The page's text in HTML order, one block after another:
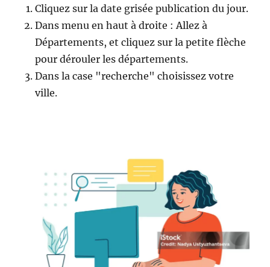
Cliquez sur la date grisée publication du jour.
Dans menu en haut à droite : Allez à
Départements, et cliquez sur la petite flèche
pour dérouler les départements.
Dans la case "recherche" choisissez votre
ville.